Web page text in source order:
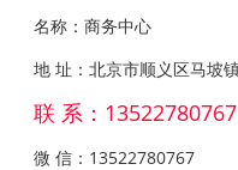
名称：商务中心
地 址：北京市顺义区马坡
联 系：13522780767
微 信：13522780767